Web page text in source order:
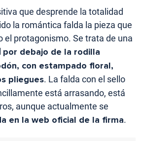
que desprende la totalidad
la romántica falda la pieza que
el protagonismo. Se trata de una
por debajo de la rodilla
con estampado floral,
pliegues. La falda con el sello
está arrasando, está
aunque actualmente se
en la web oficial de la firma.